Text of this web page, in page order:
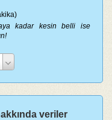
kadar kesin belli ise
veriler